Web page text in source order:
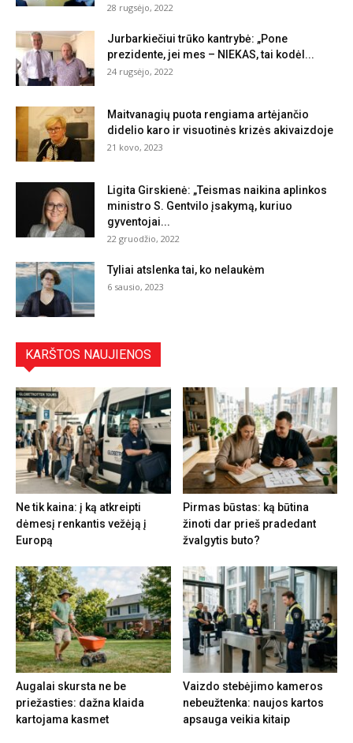
28 rugsėjo, 2022
Jurbarkiečiui trūko kantrybė: „Pone
prezidente, jei mes – NIEKAS, tai kodėl...
24 rugsėjo, 2022
Maitvanagių puota rengiama artėjančio
didelio karo ir visuotinės krizės akivaizdoje
21 kovo, 2023
Ligita Girskienė: „Teismas naikina aplinkos
ministro S. Gentvilo įsakymą, kuriuo
gyventojai...
22 gruodžio, 2022
Tyliai atslenka tai, ko nelaukėm
6 sausio, 2023
KARŠTOS NAUJIENOS
Ne tik kaina: į ką atkreipti
dėmesį renkantis vežėją į
Europą
Pirmas būstas: ką būtina
žinoti dar prieš pradedant
žvalgytis buto?
Augalai skursta ne be
priežasties: dažna klaida
kartojama kasmet
Vaizdo stebėjimo kameros
nebeužtenka: naujos kartos
apsauga veikia kitaip